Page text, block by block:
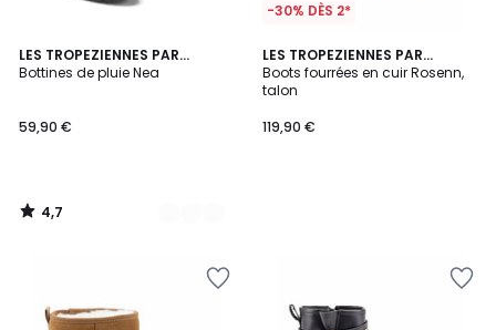
LES TROPEZIENNES PAR
M.BELARBI
Bottines de pluie Nea
59,90 €
4,7
/ 5
3
Couleurs
4,7
/
-30% DÈS 2*
LES TROPEZIENNES PAR
M.BELARBI
Boots fourrées en cuir Rosenn,
talon
119,90 €